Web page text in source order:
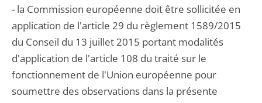
- la Commission européenne doit être sollicitée en
application de l'article 29 du règlement 1589/2015
du Conseil du 13 juillet 2015 portant modalités
d'application de l'article 108 du traité sur le
fonctionnement de l'Union européenne pour
soumettre des observations dans la présente